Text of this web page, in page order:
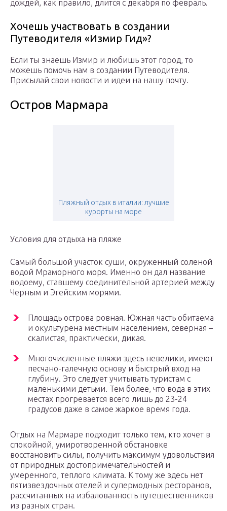
дождей, как правило, длится с декабря по февраль.
Хочешь участвовать в создании
Путеводителя «Измир Гид»?
Если ты знаешь Измир и любишь этот город, то
можешь помочь нам в создании Путеводителя.
Присылай свои новости и идеи на нашу почту.
Остров Мармара
Пляжный отдых в италии: лучшие
курорты на море
Условия для отдыха на пляже
Самый большой участок суши, окруженный соленой
водой Мраморного моря. Именно он дал название
водоему, ставшему соединительной артерией между
Черным и Эгейским морями.
Площадь острова ровная. Южная часть обитаема
и окультурена местным населением, северная –
скалистая, практически, дикая.
Многочисленные пляжи здесь невелики, имеют
песчано-галечную основу и быстрый вход на
глубину. Это следует учитывать туристам с
маленькими детьми. Тем более, что вода в этих
местах прогревается всего лишь до 23-24
градусов даже в самое жаркое время года.
Отдых на Мармаре подходит только тем, кто хочет в
спокойной, умиротворенной обстановке
восстановить силы, получить максимум удовольствия
от природных достопримечательностей и
умеренного, теплого климата. К тому же здесь нет
пятизвездочных отелей и супермодных ресторанов,
рассчитанных на избалованность путешественников
из разных стран.